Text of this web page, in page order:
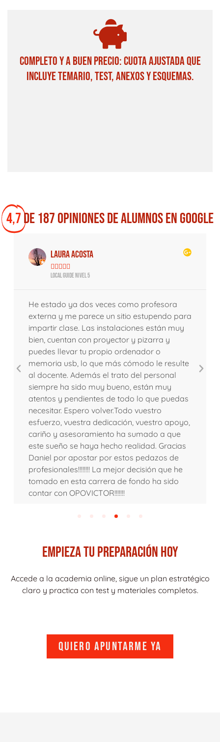
COMPLETO Y A BUEN PRECIO: CUOTA AJUSTADA QUE
INCLUYE TEMARIO, TEST, ANEXOS Y ESQUEMAS.
4,7DE 187 OPINIONES DE ALUMNOS EN GOOGLE
YESENIA MENDOZA
    
LOCAL GUIDE NIVEL 4
Finalmente, objetivo cumplido, he
conseguido mi plaza de funcionaria,
después de tanto tiempo y gracias, en gran
parte, a Opovictor, conforman un gran
equipo, muy buenos profesionales y
comprometidos para que llegues a tu meta,
su plataforma web es espectacular,
pudiendo seguir tus estudios desde
cualquier lugar. La recomiendo sin ninguna
duda.La mejor decisión que he tomado en
esta carrera de fondo ha sido contar con
OPOVICTOR!!!!!!!
EMPIEZA TU PREPARACIÓN HOY
Accede a la academia online, sigue un plan estratégico
claro y practica con test y materiales completos.
Quiero apuntarme ya